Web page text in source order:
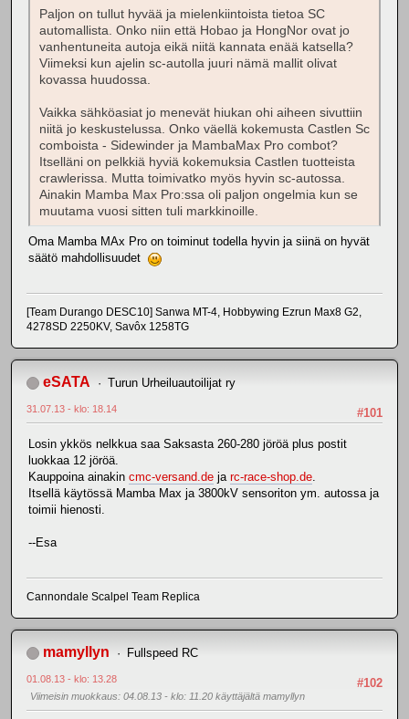
Paljon on tullut hyvää ja mielenkiintoista tietoa SC
automallista. Onko niin että Hobao ja HongNor ovat jo
vanhentuneita autoja eikä niitä kannata enää katsella?
Viimeksi kun ajelin sc-autolla juuri nämä mallit olivat
kovassa huudossa.
Vaikka sähköasiat jo menevät hiukan ohi aiheen sivuttiin
niitä jo keskustelussa. Onko väellä kokemusta Castlen Sc
comboista - Sidewinder ja MambaMax Pro combot?
Itselläni on pelkkiä hyviä kokemuksia Castlen tuotteista
crawlerissa. Mutta toimivatko myös hyvin sc-autossa.
Ainakin Mamba Max Pro:ssa oli paljon ongelmia kun se
muutama vuosi sitten tuli markkinoille.
Oma Mamba MAx Pro on toiminut todella hyvin ja siinä on hyvät
säätö mahdollisuudet
[Team Durango DESC10] Sanwa MT-4, Hobbywing Ezrun Max8 G2,
4278SD 2250KV, Savôx 1258TG
eSATA Turun Urheiluautoilijat ry
#101
31.07.13 - klo: 18.14
Losin ykkös nelkkua saa Saksasta 260-280 jöröä plus postit
luokkaa 12 jöröä.
Kauppoina ainakin cmc-versand.de ja rc-race-shop.de
Itsellä käytössä Mamba Max ja 3800kV sensoriton ym. autossa ja
toimii hienosti.
--Esa
Cannondale Scalpel Team Replica
mamyllyn Fullspeed RC
#102
01.08.13 - klo: 13.28
Viimeisin muokkaus: 04.08.13 - klo: 11.20 käyttäjältä mamyllyn